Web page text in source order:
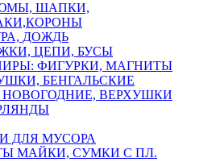
ШАПКИ,
ДОЖДЬ
ЦЕПИ, БУСЫ
ФИГУРКИ, МАГНИТЫ
БЕНГАЛЬСКИЕ
ВЕРХУШКИ
ДЛЯ МУСОРА
МАЙКИ, СУМКИ С ПЛ.